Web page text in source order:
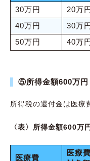
30万円
20万円
40万円
30万円
50万円
40万円
⑤所得金額600万円
所得税の還付金は医療
〈表〉所得金額600万
医療費
医療